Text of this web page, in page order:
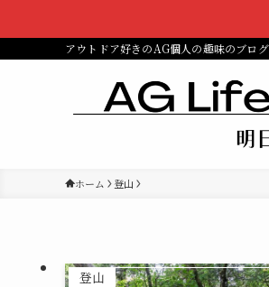
アウトドア好きのAG個人の趣味のブロ
ホーム 登山
登山